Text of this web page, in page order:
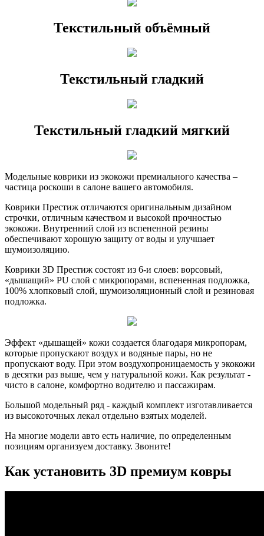
Текстильный объёмный
Текстильный гладкий
Текстильный гладкий мягкий
Модельные коврики из экокожи премиального качества –
частица роскоши в салоне вашего автомобиля.
Коврики Престиж отличаются оригинальным дизайном
строчки, отличным качеством и высокой прочностью
экокожи. Внутренний слой из вспененной резины
обеспечивают хорошую защиту от воды и улучшает
шумоизоляцию.
Коврики 3D Престиж состоят из 6-и слоев: ворсовый,
«дышащий» PU слой с микропорами, вспененная подложка,
100% хлопковый слой, шумоизоляционный слой и резиновая
подложка.
Эффект «дышащей» кожи создается благодаря микропорам,
которые пропускают воздух и водяные пары, но не
пропускают воду. При этом воздухопроницаемость у экокожи
в десятки раз выше, чем у натуральной кожи. Как результат -
чисто в салоне, комфортно водителю и пассажирам.
Большой модельный ряд - каждый комплект изготавливается
из высокоточных лекал отдельно взятых моделей.
На многие модели авто есть наличие, по определенным
позициям организуем доставку. Звоните!
Как установить 3D премиум ковры